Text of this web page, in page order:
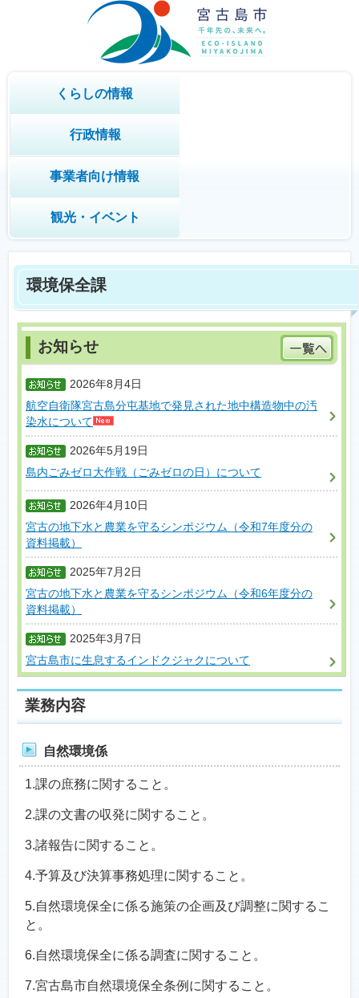
くらしの情報
行政情報
事業者向け情報
観光・イベント
環境保全課
2026年8月4日
航空自衛隊宮古島分屯基地で発見された地中構造物中の汚
染水について
2026年5月19日
島内ごみゼロ大作戦（ごみゼロの日）について
2026年4月10日
宮古の地下水と農業を守るシンポジウム（令和7年度分の
資料掲載）
2025年7月2日
宮古の地下水と農業を守るシンポジウム（令和6年度分の
資料掲載）
2025年3月7日
宮古島市に生息するインドクジャクについて
業務内容
自然環境係
1.課の庶務に関すること。
2.課の文書の収発に関すること。
3.諸報告に関すること。
4.予算及び決算事務処理に関すること。
5.自然環境保全に係る施策の企画及び調整に関するこ
と。
6.自然環境保全に係る調査に関すること。
7.宮古島市自然環境保全条例に関すること。